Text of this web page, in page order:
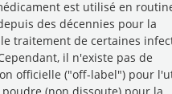
est utilisé en
des décennies pour la
traitement de certaines
il n'existe pas de
officielle ("off-label") pour